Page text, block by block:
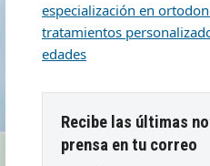
especialización en
tratamientos
edades
Recibe las últimas
prensa en tu correo